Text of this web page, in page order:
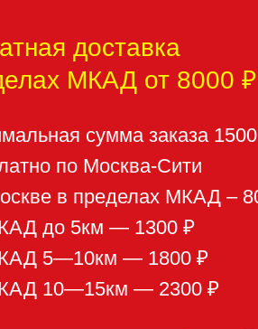
— 1300 ₽
— 1800 ₽
— 2300 ₽
СЕЙЧАС! ПОЗВОНИ